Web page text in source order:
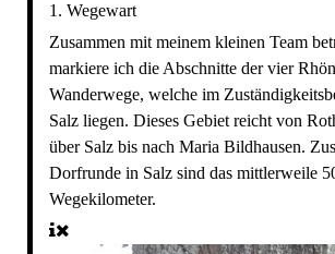
1. Wegewart
Zusammen mit meinem kleinen Team
markiere ich die Abschnitte der vier
Wanderwege, welche im
Salz liegen. Dieses Gebiet reicht von
über Salz bis nach Maria Bildhausen.
Dorfrunde in Salz sind das mittlerweile
Wegekilometer.